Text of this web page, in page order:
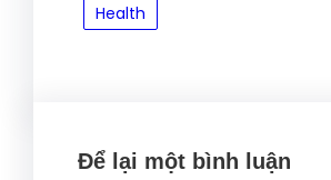
Health
Để lại một bình luận